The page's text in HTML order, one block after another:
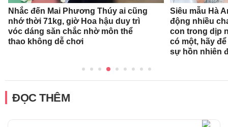
Nhắc đến Mai Phương Thúy ai cũng
nhớ thời 71kg, giờ Hoa hậu duy trì
vóc dáng săn chắc nhờ môn thể
thao không dễ chơi
Siêu mẫu Hà
động nhiều
con trong dịp
có một, hãy
sự hồn nhiên
ĐỌC THÊM